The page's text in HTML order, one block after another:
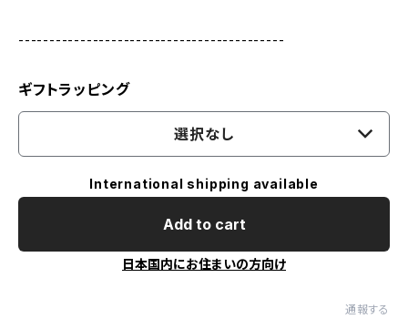
-------------------------------------------
ギフトラッピング
選択なし
International shipping available
Add to cart
日本国内にお住まいの方向け
通報する